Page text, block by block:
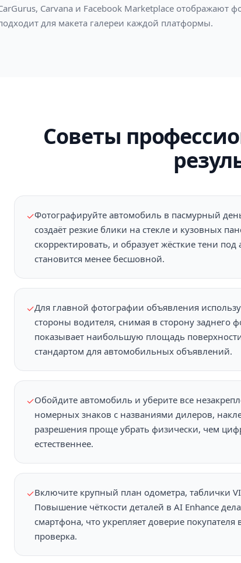
Carvana и Facebook Marketplace
для макета галереи каждой платформы.
Советы
✓Фотографируйте автомобиль в пасмурный
создаёт резкие блики на стекле и кузовных
скорректировать, и образует жёсткие тени
становится менее бесшовной.
✓Для главной фотографии объявления
стороны водителя, снимая в сторону заднего
показывает наибольшую площадь
стандартом для автомобильных объявлений.
✓Обойдите автомобиль и уберите все
номерных знаков с названиями дилеров,
разрешения проще убрать физически, чем
естественнее.
✓Включите крупный план одометра, таблички
Повышение чёткости деталей в AI Enhance
смартфона, что укрепляет доверие
проверка.